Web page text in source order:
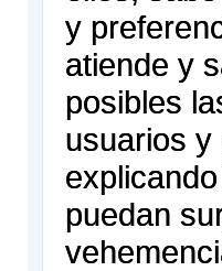
y
atiende y
posibles
usuarios
puedan